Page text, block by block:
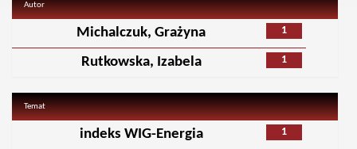
Autor
1
Michalczuk, Grażyna
1
Rutkowska, Izabela
Temat
1
indeks WIG-Energia